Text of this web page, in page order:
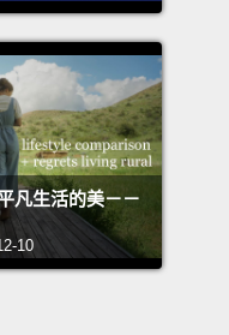
實前兩年就連續
in the Old Town,
in the city
with a St.
amazing
凡生活的美－－
10